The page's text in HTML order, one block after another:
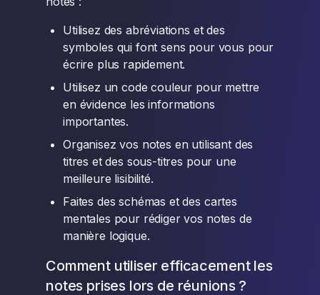
Utilisez des abréviations et des
symboles qui font sens pour vous pour
écrire plus rapidement.
Utilisez un code couleur pour mettre
en évidence les informations
importantes.
Organisez vos notes en utilisant des
titres et des sous-titres pour une
meilleure lisibilité.
Faites des schémas et des cartes
mentales pour rédiger vos notes de
manière logique.
Comment utiliser efficacement les
notes prises lors de réunions ?